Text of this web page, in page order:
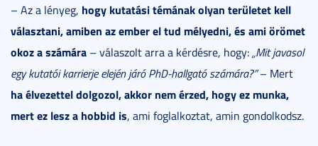
– Az a lényeg, hogy kutatási témának olyan területet kell
választani, amiben az ember el tud mélyedni, és ami örömet
okoz a számára – válaszolt arra a kérdésre, hogy:„Mit javasol
egy kutatói karrierje elején járó PhD-hallgató számára?”– Mert
ha élvezettel dolgozol, akkor nem érzed, hogy ez munka,
mert ez lesz a hobbid is, ami foglalkoztat, amin gondolkodsz.